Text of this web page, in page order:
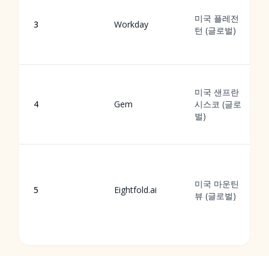
3 Workday
미국 플레전
턴 (글로벌)
4 Gem
미국 샌프란
시스코 (글로
벌)
5 Eightfold.ai
미국 마운틴
뷰 (글로벌)